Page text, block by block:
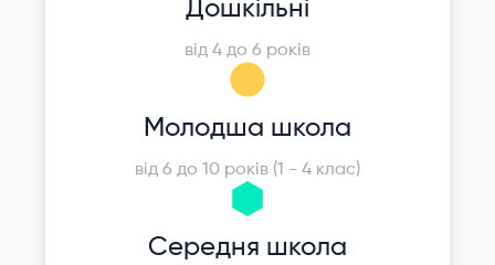
Дошкільні
від 4 до 6 років
Молодша школа
від 6 до 10 років (1 - 4 клас)
Середня школа